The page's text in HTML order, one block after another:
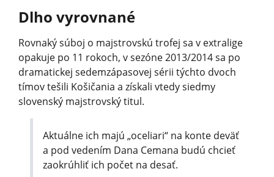
Dlho vyrovnané
Rovnaký súboj o majstrovskú trofej sa v extralige
opakuje po 11 rokoch, v sezóne 2013/2014 sa po
dramatickej sedemzápasovej sérii týchto dvoch
tímov tešili Košičania a získali vtedy siedmy
slovenský majstrovský titul.
Aktuálne ich majú „oceliari“ na konte deväť
a pod vedením Dana Cemana budú chcieť
zaokrúhliť ich počet na desať.